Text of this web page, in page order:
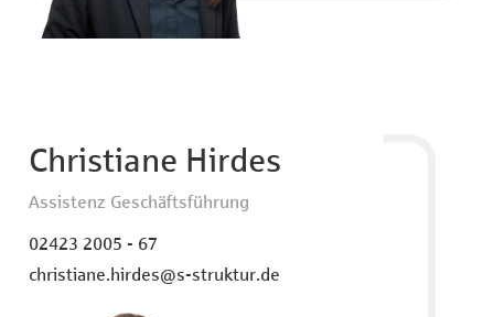
Christiane Hirdes
Assistenz Geschäftsführung
02423 2005 - 67
christiane.hirdes@s-struktur.de